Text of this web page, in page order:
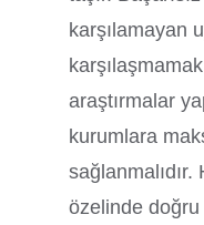
karşılamayan
araştırmalar
kurumlara
özelinde